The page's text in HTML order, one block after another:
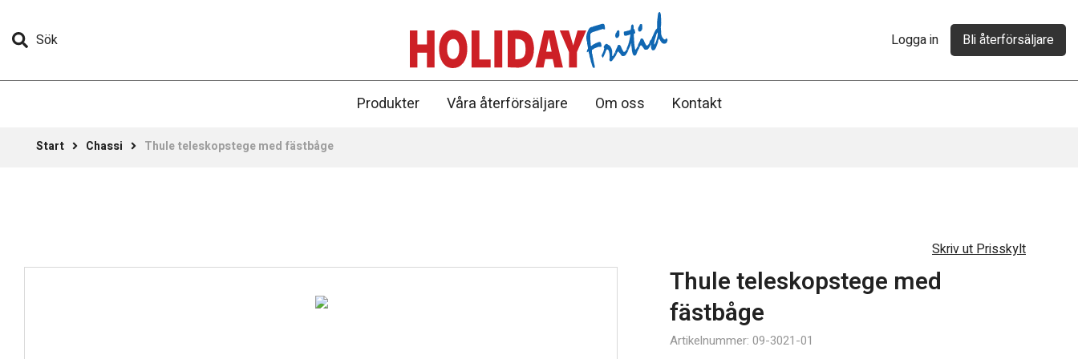
Sök Logga in Bli återförsäljare
Produkter Våra återförsäljare Om oss Kontakt
Start Chassi Thule teleskopstege med fästbåge
Skriv ut Prisskylt
Thule teleskopstege med
fästbåge
Artikelnummer: 09-3021-01